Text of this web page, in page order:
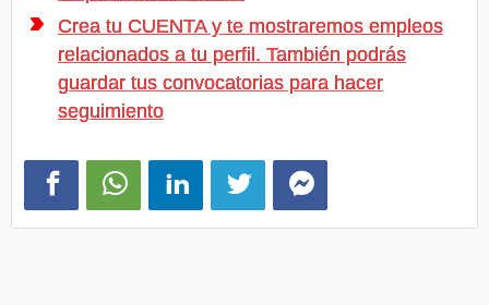
Crea tu CUENTA y te mostraremos empleos
relacionados a tu perfil. También podrás
guardar tus convocatorias para hacer
seguimiento